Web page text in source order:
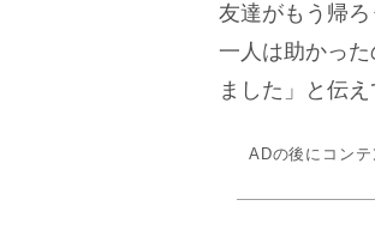
友達がもう帰
一人は助かっ
ました」と伝え
ADの後にコン